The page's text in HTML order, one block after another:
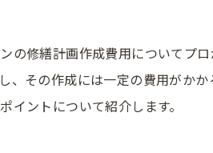
の修繕計画作成費用についてプ
、その作成には一定の費用がか
イントについて紹介します。